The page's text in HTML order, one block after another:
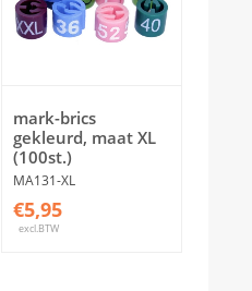
mark-brics
gekleurd, maat XL
(100st.)
MA131-XL
€5,95
excl.BTW